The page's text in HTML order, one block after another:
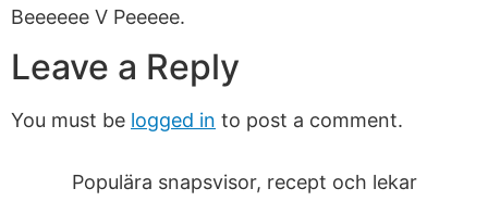
Beeeeee V Peeeee.
Leave a Reply
You must be logged in to post a comment.
Populära snapsvisor, recept och lekar